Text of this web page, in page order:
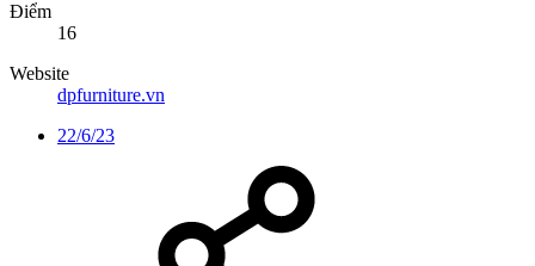
Điểm
16
Website
dpfurniture.vn
22/6/23